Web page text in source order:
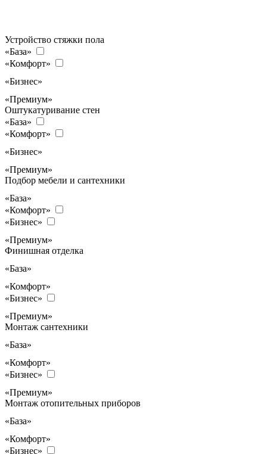
Устройство стяжки пола
«База»
«Комфорт»
«Бизнес»
«Премиум»
Оштукатуривание стен
«База»
«Комфорт»
«Бизнес»
«Премиум»
Подбор мебели и сантехники
«База»
«Комфорт»
«Бизнес»
«Премиум»
Финишная отделка
«База»
«Комфорт»
«Бизнес»
«Премиум»
Монтаж сантехники
«База»
«Комфорт»
«Бизнес»
«Премиум»
Монтаж отопительных приборов
«База»
«Комфорт»
«Бизнес»